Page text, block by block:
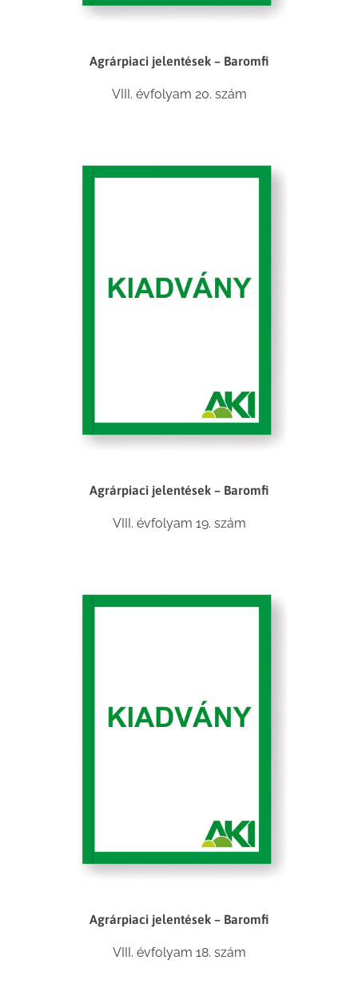
Agrárpiaci jelentések – Baromfi
VIII. évfolyam 20. szám
Agrárpiaci jelentések – Baromfi
VIII. évfolyam 19. szám
Agrárpiaci jelentések – Baromfi
VIII. évfolyam 18. szám